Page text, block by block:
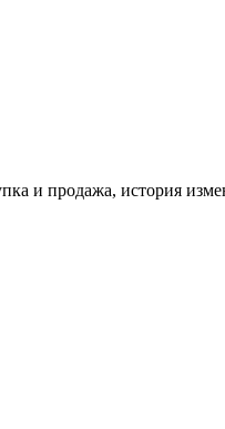
и продажа, история